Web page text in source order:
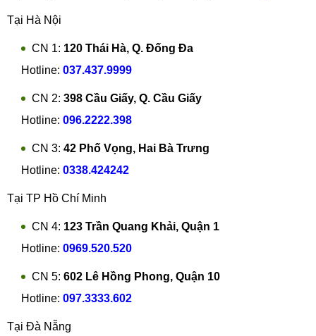
Tại Hà Nội
CN 1: 120 Thái Hà, Q. Đống Đa
Hotline: 037.437.9999
CN 2: 398 Cầu Giấy, Q. Cầu Giấy
Hotline: 096.2222.398
CN 3: 42 Phố Vọng, Hai Bà Trưng
Hotline: 0338.424242
Tại TP Hồ Chí Minh
CN 4: 123 Trần Quang Khải, Quận 1
Hotline: 0969.520.520
CN 5: 602 Lê Hồng Phong, Quận 10
Hotline: 097.3333.602
Tại Đà Nẵng